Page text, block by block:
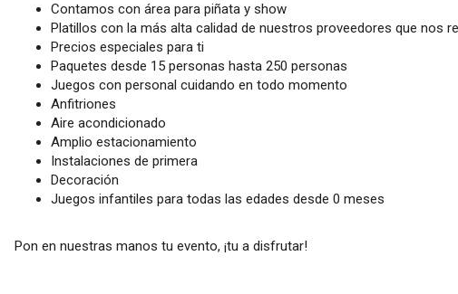
Contamos con área para piñata y show
Platillos con la más alta calidad de nuestros proveedores que nos
Precios especiales para ti
Paquetes desde 15 personas hasta 250 personas
Juegos con personal cuidando en todo momento
Anfitriones
Aire acondicionado
Amplio estacionamiento
Instalaciones de primera
Decoración
Juegos infantiles para todas las edades desde 0 meses
Pon en nuestras manos tu evento, ¡tu a disfrutar!